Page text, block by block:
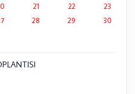
21 22
23
28 29
30